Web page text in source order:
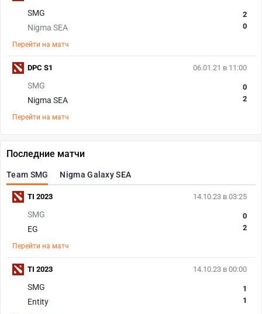
SMG
Nigma SEA
2
0
Перейти на матч
06.01.21 в 11:00
SMG
Nigma SEA
0
2
Перейти на матч
DPC S1
Последние матчи
Team SMG Nigma Galaxy SEA
14.10.23 в 03:25
SMG
EG
0
2
Перейти на матч
TI 2023
14.10.23 в 00:00
SMG
Entity
1
1
TI 2023